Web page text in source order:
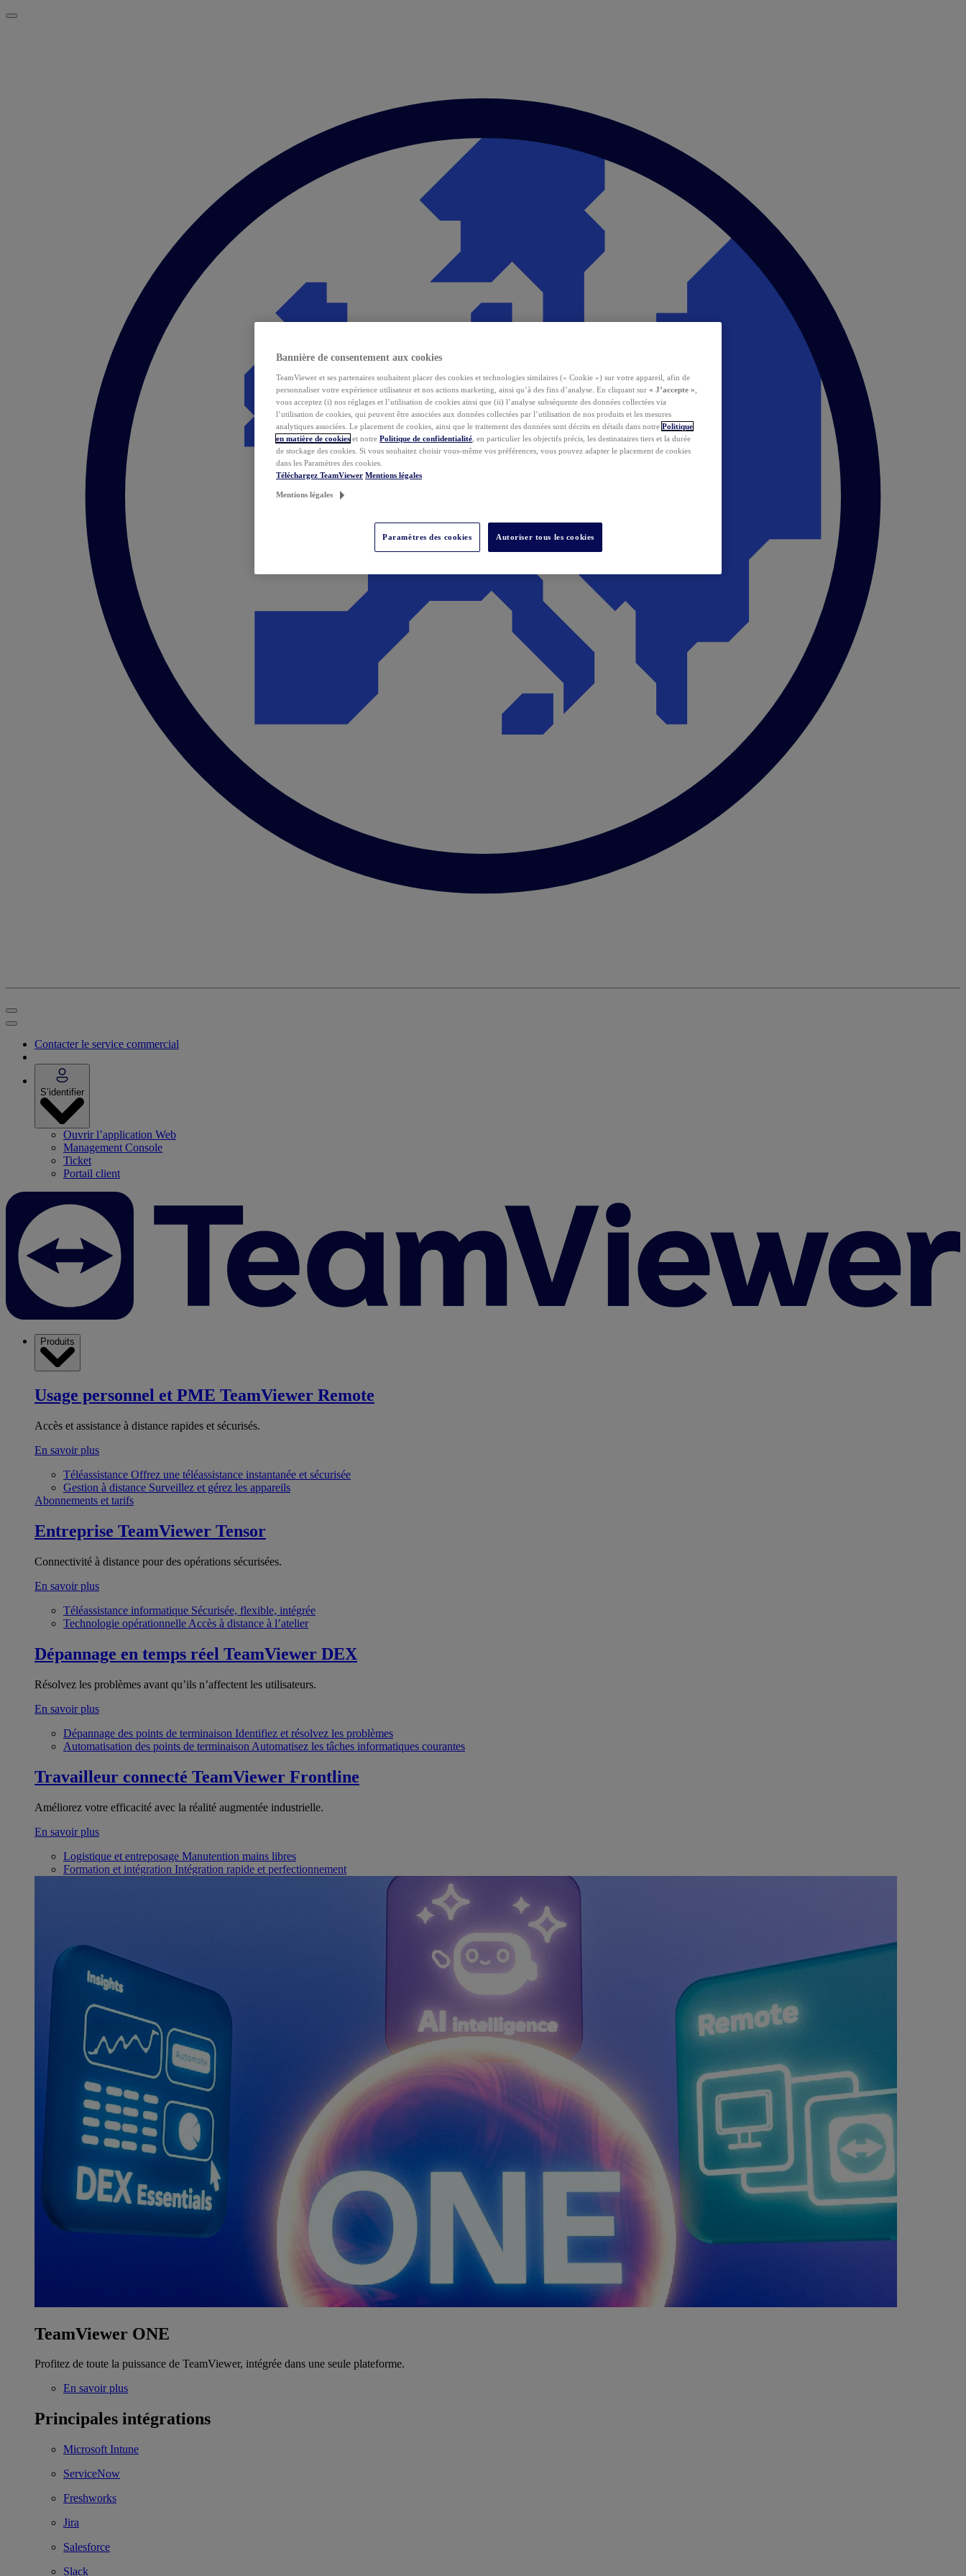
Contacter le service commercial
S’identifier
Ouvrir l’application Web
Management Console
Ticket
Portail client
Produits
Usage personnel et PME TeamViewer Remote
Accès et assistance à distance rapides et sécurisés.
En savoir plus
Téléassistance Offrez une téléassistance instantanée et sécurisée
Gestion à distance Surveillez et gérez les appareils
Abonnements et tarifs
Entreprise TeamViewer Tensor
Connectivité à distance pour des opérations sécurisées.
En savoir plus
Téléassistance informatique Sécurisée, flexible, intégrée
Technologie opérationnelle Accès à distance à l’atelier
Dépannage en temps réel TeamViewer DEX
Résolvez les problèmes avant qu’ils n’affectent les utilisateurs.
En savoir plus
Dépannage des points de terminaison Identifiez et résolvez les problèmes
Automatisation des points de terminaison Automatisez les tâches informatiques courantes
Travailleur connecté TeamViewer Frontline
Améliorez votre efficacité avec la réalité augmentée industrielle.
En savoir plus
Logistique et entreposage Manutention mains libres
Formation et intégration Intégration rapide et perfectionnement
TeamViewer ONE
Profitez de toute la puissance de TeamViewer, intégrée dans une seule plateforme.
En savoir plus
Principales intégrations
Microsoft Intune
ServiceNow
Freshworks
Jira
Salesforce
Slack
Bannière de consentement aux cookies
TeamViewer et ses partenaires souhaitent placer des cookies et technologies similaires (« Cookie ») sur votre appareil, afin de
personnaliser votre expérience utilisateur et nos actions marketing, ainsi qu’à des fins d’analyse. En cliquant sur « J’accepte »
vous acceptez (i) nos réglages et l’utilisation de cookies ainsi que (ii) l’analyse subséquente des données collectées via
l’utilisation de cookies, qui peuvent être associées aux données collectées par l’utilisation de nos produits et les mesures
analytiques associées. Le placement de cookies, ainsi que le traitement des données sont décrits en détails dans notre Politique
en matière de cookies et notre Politique de confidentialité , en particulier les objectifs précis, les destinataires tiers et la durée
de stockage des cookies. Si vous souhaitez choisir vous-même vos préférences, vous pouvez adapter le placement de cookies
dans les Paramètres des cookies.
Téléchargez TeamViewer Mentions légales
Mentions légales
Paramètres des cookies Autoriser tous les cookies